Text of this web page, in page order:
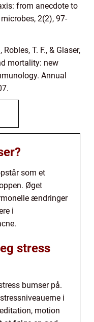
from anecdote to
2(2), 97-
T. F., & Glaser,
mortality: new
Annual
som et
Øget
ændringer
i
stress
bumser på.
i
motion